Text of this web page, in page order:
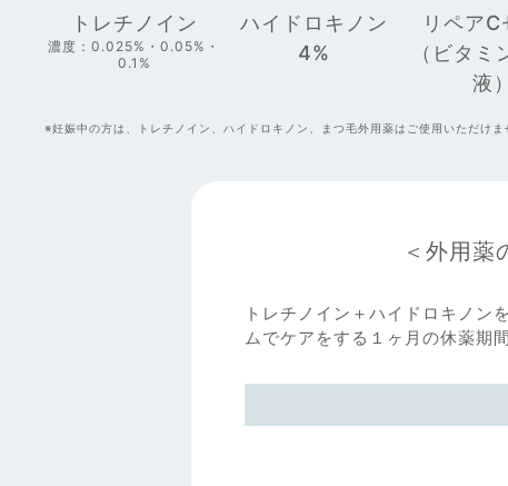
トレチノイン
濃度：0.025%・0.05%・
0.1%
ハイドロキノン
4%
リペアC
（ビタミ
液）
※妊娠中の方は、トレチノイン、ハイドロキノン、まつ毛外用薬はご使用いただけま
＜外用薬
トレチノイン＋ハイドロキノン
ムでケアをする１ヶ月の休薬期